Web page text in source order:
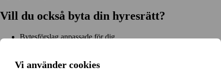
Vi använder cookies
Vill du också byta din hyresrätt?
Bytesförslag anpassade för dig